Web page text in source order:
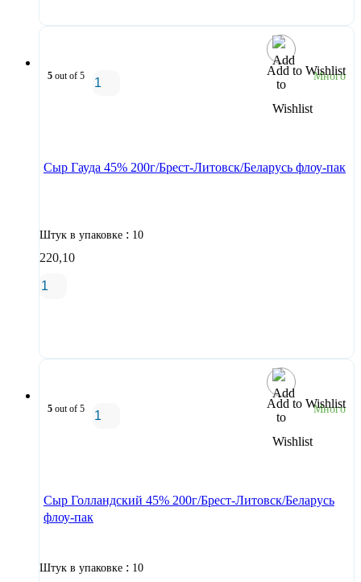
Add to Wishlist
5 out of 5 Много
Сыр Гауда 45% 200г/Брест-Литовск/Беларусь флоу-пак
Штук в упаковке : 10
220,10
Add to Wishlist
5 out of 5 Много
Сыр Голландский 45% 200г/Брест-Литовск/Беларусь
флоу-пак
Штук в упаковке : 10